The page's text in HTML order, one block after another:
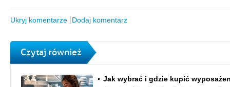
Ukryj komentarze Dodaj komentarz
Czytaj również
Jak wybrać i gdzie kupić